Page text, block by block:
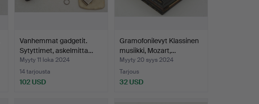
Vanhemmat gadgetit.
Sytyttimet, askelmitta…
Myyty 11 loka 2024
14 tarjousta
102 USD
Gramofonilevyt Klassinen
musiikki, Mozart,…
Myyty 20 syys 2024
Tarjous
32 USD